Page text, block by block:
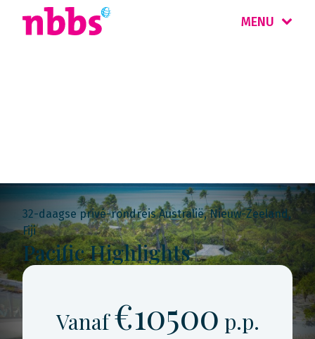
MENU
32-daagse privé-rondreis Australië, Nieuw-Zeeland,
Fiji
Pacific Highlights
Vanaf€10500 p.p.